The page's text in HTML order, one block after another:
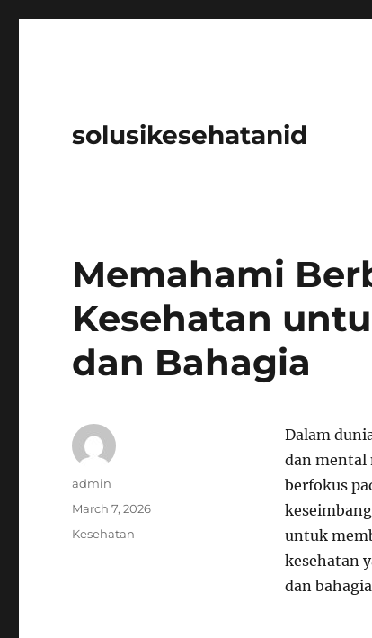
solusikesehatanid
Memahami
Kesehatan
dan Bahagia
Dalam
dan mental
berfokus
untuk
kesehatan
dan
Author
admin
Posted
March 7, 2026
Categories
Kesehatan